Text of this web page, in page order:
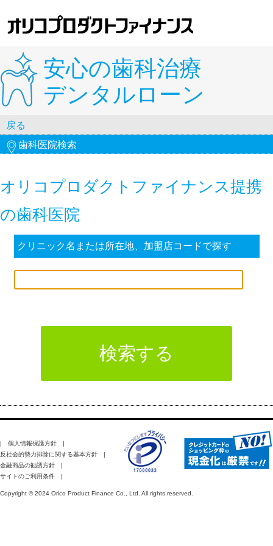
安心の歯科治療
デンタルローン
戻る
歯科医院検索
オリコプロダクトファイナンス提携
の歯科医院
クリニック名または所在地、 加盟店コードで探す
| 個人情報保護方針 |
反社会的勢力排除に関する基本方針 |
金融商品の勧誘方針 |
サイトのご利用条件 |
Copyright © 2024 Orico Product Finance Co., Ltd. All rights reserved.